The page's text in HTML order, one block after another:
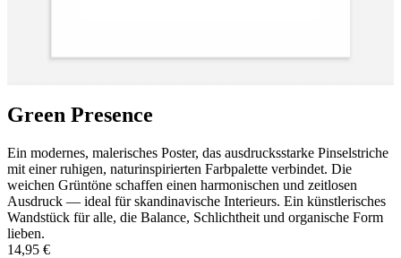
Green Presence
Ein modernes, malerisches Poster, das ausdrucksstarke Pinselstriche
mit einer ruhigen, naturinspirierten Farbpalette verbindet. Die
weichen Grüntöne schaffen einen harmonischen und zeitlosen
Ausdruck — ideal für skandinavische Interieurs. Ein künstlerisches
Wandstück für alle, die Balance, Schlichtheit und organische Form
lieben.
14,95 €